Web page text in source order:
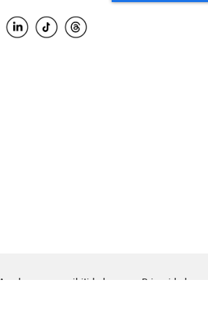
Ayuda para accesibilidad Privacidad